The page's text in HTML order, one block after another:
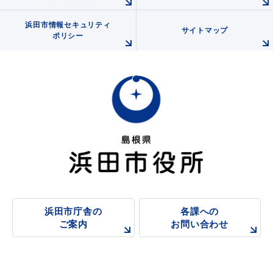
浜田市情報セキュリティ
ポリシー
サイトマップ
浜田市庁舎の
ご案内
各課への
お問い合わせ